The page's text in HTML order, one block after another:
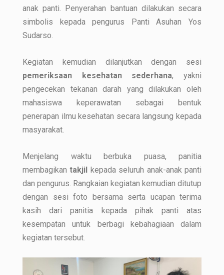
anak panti. Penyerahan bantuan dilakukan secara
simbolis kepada pengurus Panti Asuhan Yos
Sudarso.
Kegiatan kemudian dilanjutkan dengan sesi
pemeriksaan kesehatan sederhana, yakni
pengecekan tekanan darah yang dilakukan oleh
mahasiswa keperawatan sebagai bentuk
penerapan ilmu kesehatan secara langsung kepada
masyarakat.
Menjelang waktu berbuka puasa, panitia
membagikantakjil kepada seluruh anak-anak panti
dan pengurus. Rangkaian kegiatan kemudian ditutup
dengan sesi foto bersama serta ucapan terima
kasih dari panitia kepada pihak panti atas
kesempatan untuk berbagi kebahagiaan dalam
kegiatan tersebut.